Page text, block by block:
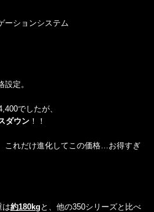
ーションシステム
定。
でしたが、
ダウン ！！
これだけ進化してこの価格…お得すぎ
は約180kg と、他の350シリーズと比べ